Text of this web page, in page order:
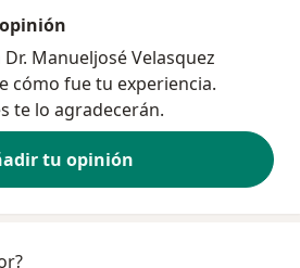
Manueljosé Velasquez
cómo fue tu experiencia.
te lo agradecerán.
tu opinión